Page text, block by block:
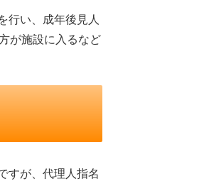
行い、成年後見人
が施設に入るなど
すが、代理人指名